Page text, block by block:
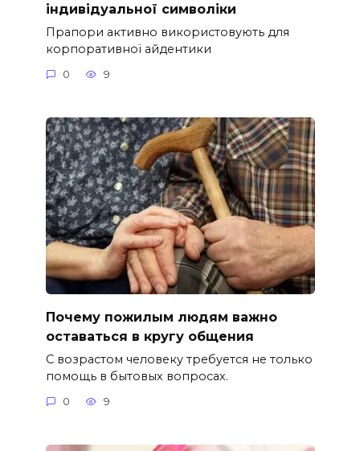
індивідуальної символіки
Прапори активно використовують для
корпоративної айдентики
0 9
Почему пожилым людям важно
оставаться в кругу общения
С возрастом человеку требуется не только
помощь в бытовых вопросах.
0 9